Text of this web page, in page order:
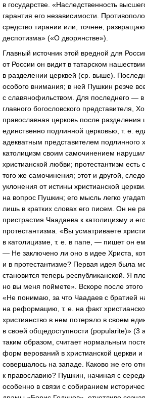
в государстве. «Наследственность
гарантия его независимости.
средство тирании или, точнее,
деспотизма» («О дворянстве»).
Главный источник этой вредной для
от России он видит в татарском
в разделении церквей (ср. выше).
особого внимания; в ней Пушкин резче
с славянофильством. Для последнего — в
главного богословского представителя,
православная церковь после разделения
единственно подлинной церковью, т. е.
адекватным представителем подлинного
католицизм своим самочинением
христианской любви; протестантизм
того же самочинения; этот и другой,
уклонения от истины христианской
на вопрос Пушкин; его мысль легко
лишь в кратких словах его писем. Он не
пристрастия Чаадаева к католицизму и
протестантизма. «Вы усматриваете
в католицизме, т. е. в папе, — пишет он
— Не заключено ли оно в идее Христа,
и в протестантизме? Первая идея была
становится теперь республиканской. Я
но вы меня поймете». Вскоре после
«Не понимаю, за что Чаадаев с братией
на реформацию, т. е. на факт
христианство в нем потеряло в своем
в своей общедоступности (popularite)» (3
таким образом, считает нормальным
форм верований в христианской церкви и
совершалось на западе. Каково же его
к православию? Пушкин, начиная с
особенно в связи с собиранием